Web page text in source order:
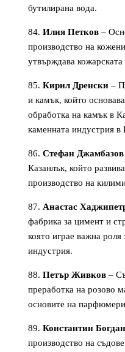
бутилирана вода.
Илия Петков –
производство на
утвърждава
Кирил Дренски –
и камък, който
обработка на камък в
каменната индустрия в
Стефан Джамбазов
Казанлък, който
производство на
Анастас
фабрика за цимент и
която играе важна роля
индустрия.
Петър Живков –
преработка на розово
основите на
Константин
производство на